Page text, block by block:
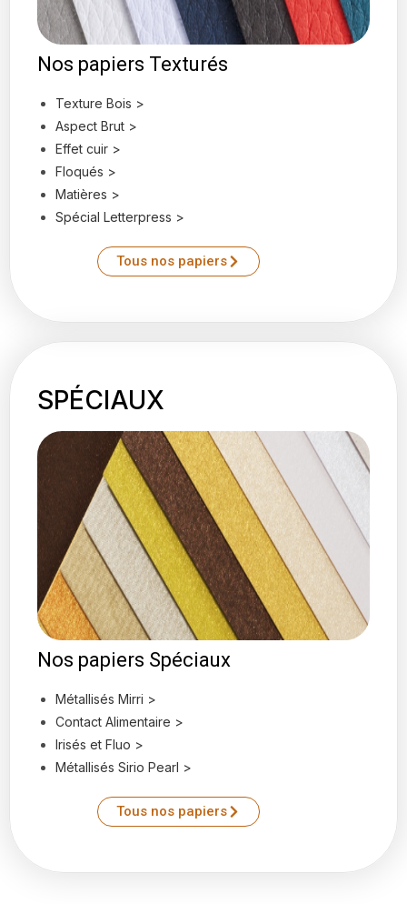
Nos papiers Texturés
Texture Bois >
Aspect Brut >
Effet cuir >
Floqués >
Matières >
Spécial Letterpress >
Tous nos papiers
SPÉCIAUX
Nos papiers Spéciaux
Métallisés Mirri >
Contact Alimentaire >
Irisés et Fluo >
Métallisés Sirio Pearl >
Tous nos papiers